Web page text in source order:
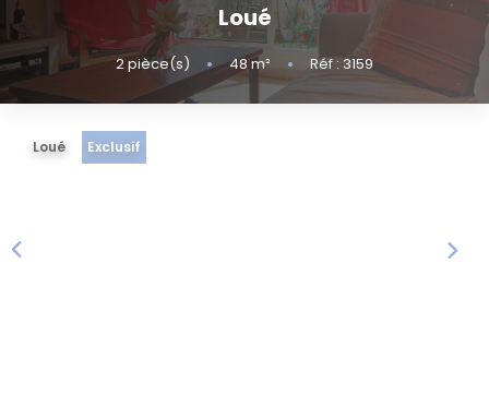
Ventes Locaux Commerciaux
Location Locaux Commerciaux
Murs
Loué
2pièce(s) • 48 m² • Réf : 3159
Loué Exclusif